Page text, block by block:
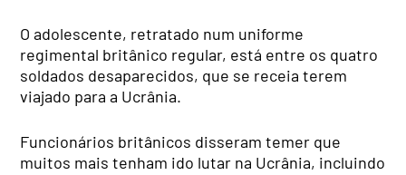
O adolescente, retratado num uniforme
regimental britânico regular, está entre os quatro
soldados desaparecidos, que se receia terem
viajado para a Ucrânia.
Funcionários britânicos disseram temer que
muitos mais tenham ido lutar na Ucrânia, incluindo